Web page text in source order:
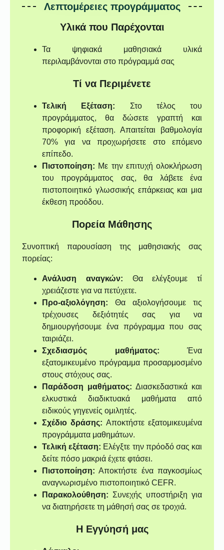
Λεπτομέρειες προγράμματος
Υλικά που Παρέχονται
Τα ψηφιακά μαθησιακά υλικά
περιλαμβάνονται στο πρόγραμμά σας
Τί να Περιμένετε
Τελική Εξέταση: Στο τέλος του
προγράμματος, θα δώσετε γραπτή και
προφορική εξέταση. Απαιτείται βαθμολογία
70% για να προχωρήσετε στο επόμενο
επίπεδο.
Πιστοποίηση: Με την επιτυχή ολοκλήρωση
του προγράμματος σας, θα λάβετε ένα
πιστοποιητικό γλωσσικής επάρκειας και μια
έκθεση προόδου.
Πορεία Μάθησης
Συνοπτική παρουσίαση της μαθησιακής σας
πορείας:
Ανάλυση αναγκών: Θα ελέγξουμε τί
χρειάζεστε για να πετύχετε.
Προ-αξιολόγηση: Θα αξιολογήσουμε τις
τρέχουσες δεξιότητές σας για να
δημιουργήσουμε ένα πρόγραμμα που σας
ταιριάζει.
Σχεδιασμός μαθήματος: Ένα
εξατομικευμένο πρόγραμμα προσαρμοσμένο
στους στόχους σας.
Παράδοση μαθήματος: Διασκεδαστικά και
ελκυστικά διαδικτυακά μαθήματα από
ειδικούς γηγενείς ομιλητές.
Σχέδιο δράσης: Αποκτήστε εξατομικευμένα
προγράμματα μαθημάτων.
Τελική εξέταση: Ελέγξτε την πρόοδό σας και
δείτε πόσο μακριά έχετε φτάσει.
Πιστοποίηση: Αποκτήστε ένα παγκοσμίως
αναγνωρισμένο πιστοποιητικό CEFR.
Παρακολούθηση: Συνεχής υποστήριξη για
να διατηρήσετε τη μάθησή σας σε τροχιά.
Η Εγγύησή μας